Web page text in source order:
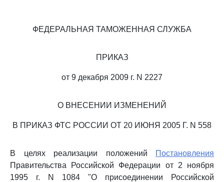
ФЕДЕРАЛЬНАЯ ТАМОЖЕННАЯ СЛУЖБА
ПРИКАЗ
от 9 декабря 2009 г. N 2227
О ВНЕСЕНИИ ИЗМЕНЕНИЙ
В ПРИКАЗ ФТС РОССИИ ОТ 20 ИЮНЯ 2005 Г. N 558
В целях реализации положений
Постановления
Правительства Российской Федерации от 2 ноября
1995 г. N 1084 "О присоединении Российской